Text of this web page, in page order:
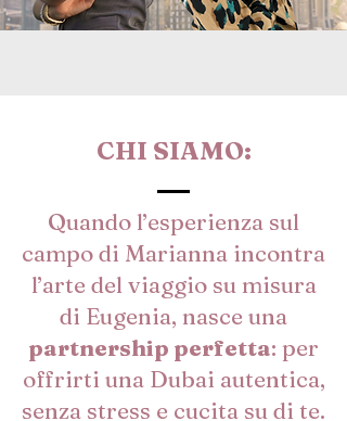
CHI SIAMO:
Quando l’esperienza sul
campo di Marianna incontra
l’arte del viaggio su misura
di Eugenia, nasce una
partnership perfetta: per
offrirti una Dubai autentica,
senza stress e cucita su di te.